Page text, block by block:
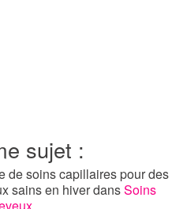
sujet :
de soins capillaires pour des
sains en hiverdansSoins